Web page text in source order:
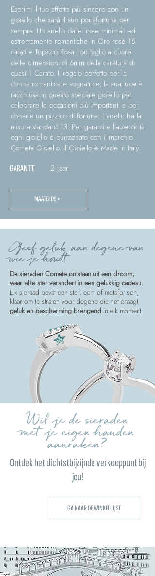
Esprimi il tuo affetto più sincero con un
gioiello che sarà il suo portafortuna per
sempre. Un anello dalle linee minimali ed
estremamente romantiche in Oro rosè 18
carati e Topazio Rosa con taglio a cuore
delle dimensioni di 6mm della caratura di
quasi 1 Carato. Il regalo perfetto per la
donna romantica e sognatrice, la sua luce è
racchiusa in questo speciale gioiello per
celebrare le occasioni più importanti e per
donarle un pizzico di fortuna. L'anello ha la
misura standard 13. Per garantire l’autenticità
ogni gioiello è punzonato con il marchio
Comete Gioiello. Il Gioiello è Made in Italy.
GARANTIE 2 jaar
MAATGIDS >
Geef geluk aan degene van
wie je houdt
De sieraden Comete ontstaan uit een droom,
waar elke ster verandert in een gelukkig cadeau.
Elk sieraad bevat een ster, echt of metaforisch,
klaar om te stralen voor degene die het draagt,
geluk en bescherming brengend in elk moment.
Wil je de sieraden
met je eigen handen
aanraken?
Ontdek het dichtstbijzijnde verkooppunt bij
jou!
GA NAAR DE WINKELLIJST